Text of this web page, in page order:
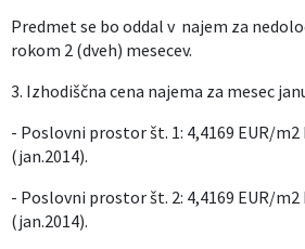
Predmet se bo oddal v najem za
rokom 2 (dveh) mesecev.
3. Izhodiščna cena najema za mesec
- Poslovni prostor št. 1: 4,4169 EUR/
(jan.2014).
- Poslovni prostor št. 2: 4,4169 EUR/
(jan.2014).